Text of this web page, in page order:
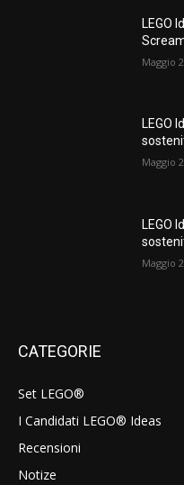
LEGO
Maggio
LEGO
Maggio
LEGO
Maggio
CATEGORIE
Set LEGO®
I Candidati LEGO® Ideas
Recensioni
Notize